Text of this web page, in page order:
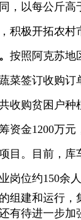
，以每公斤高
积极开拓农村
按照阿克苏地
菜签订收购订
收购贫困户种
资金1200万元
目。目前，库
岗位约150余人
组建和运行，
有待进一步加